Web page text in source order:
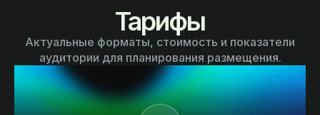
Тарифы
Актуальные форматы, стоимость и показатели
аудитории для планирования размещения.